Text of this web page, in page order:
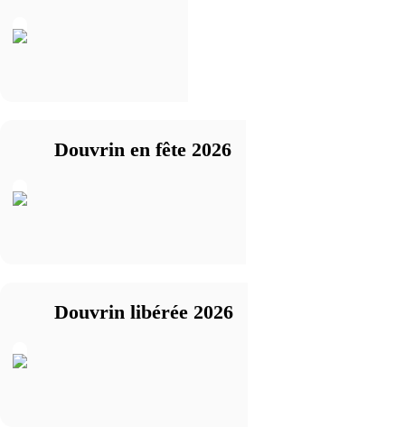
Douvrin en fête 2026
Douvrin libérée 2026